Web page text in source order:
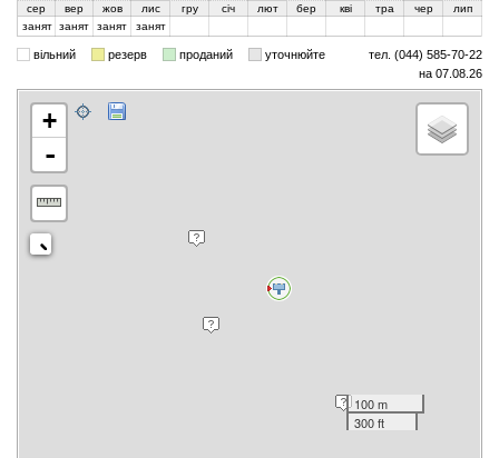
сер
вер жов лис гру січ лют бер кві тра чер
лип
занят занят занят занят
вільний резерв проданий уточнюйте
тел. (044) 585-70-22
на 07.08.26
+
-
100 m
300 ft